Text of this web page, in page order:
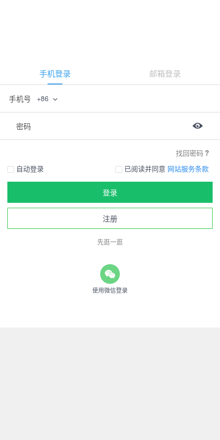
手机登录 邮箱登录
手机号 +86
密码
找回密码
自动登录
已阅读并同意 网站服务条款
登录
注册
先逛一逛
使用微信登录